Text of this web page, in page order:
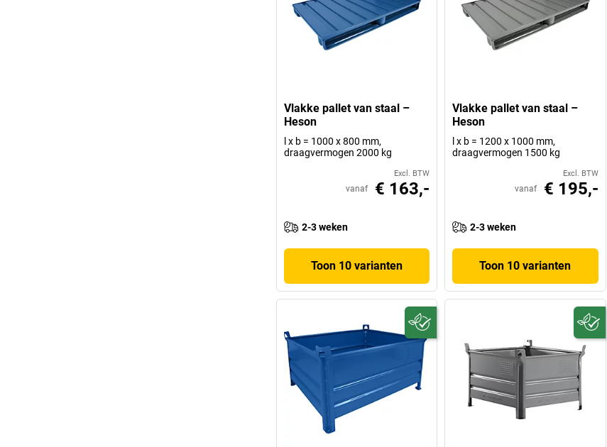
Vlakke pallet van staal –
Heson
l x b = 1000 x 800 mm,
draagvermogen 2000 kg
Excl. BTW
vanaf € 163,-
2-3 weken
Toon 10 varianten
Vlakke pallet van staal –
Heson
l x b = 1200 x 1000 mm,
draagvermogen 1500 kg
Excl. BTW
vanaf € 195,-
2-3 weken
Toon 10 varianten